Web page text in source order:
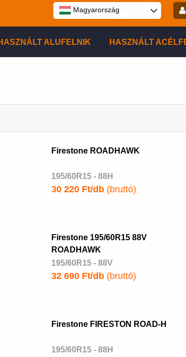
Magyarország
ALUFELNIK HASZNÁLT
Firestone ROADHAWK
195/60R15 - 88H
30 220 Ft/db(bruttó)
Firestone 195/60R15 88V
ROADHAWK
195/60R15 - 88V
32 690 Ft/db(bruttó)
Firestone FIRESTON ROAD-H
195/60R15 - 88H